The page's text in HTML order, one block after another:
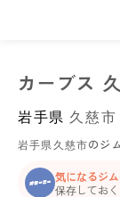
カーブス
岩手県 久慈市
岩手県久慈市のジ
気になるジム
保存してお